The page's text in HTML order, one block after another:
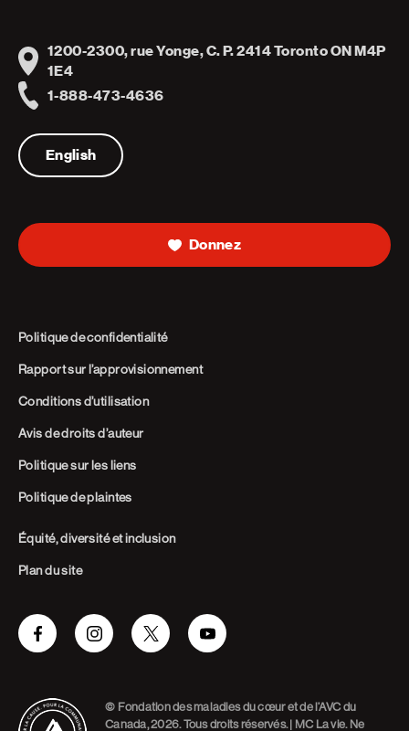
Address
1200-2300, rue Yonge, C. P. 2414 Toronto ON M4P
1E4
1-888-473-4636
English
Donnez
Politique de confidentialité
Rapport sur l’approvisionnement
Conditions d’utilisation
Avis de droits d’auteur
Politique sur les liens
Politique de plaintes
Équité, diversité et inclusion
Plan du site
FacebookInstagramTwitter Youtube
© Fondation des maladies du cœur et de l’AVC du
Canada, 2026. Tous droits réservés. | MC La vie. Ne